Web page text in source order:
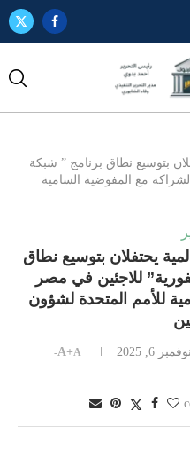
بتوسيع نطاق برنامج ” شبكة
مع المفوضية السامية
يحتفلان بتوسيع نطاق
للاجئين في مصر
للأمم المتحدة لشؤون
نوفمبر 6, 2025 A+A-